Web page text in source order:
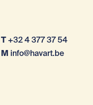
T +32 4 377 37 54
M info@havart.be